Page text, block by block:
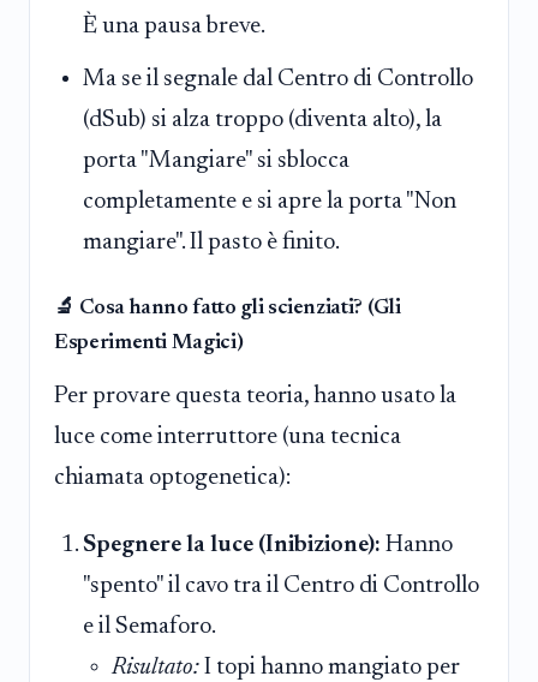
È una pausa breve.
Ma se il segnale dal Centro di Controllo
(dSub) si alza troppo (diventa alto), la
porta "Mangiare" si sblocca
completamente e si apre la porta "Non
mangiare". Il pasto è finito.
🔬 Cosa hanno fatto gli scienziati? (Gli
Esperimenti Magici)
Per provare questa teoria, hanno usato la
luce come interruttore (una tecnica
chiamata optogenetica):
Spegnere la luce (Inibizione): Hanno
"spento" il cavo tra il Centro di Controllo
e il Semaforo.
Risultato: I topi hanno mangiato per